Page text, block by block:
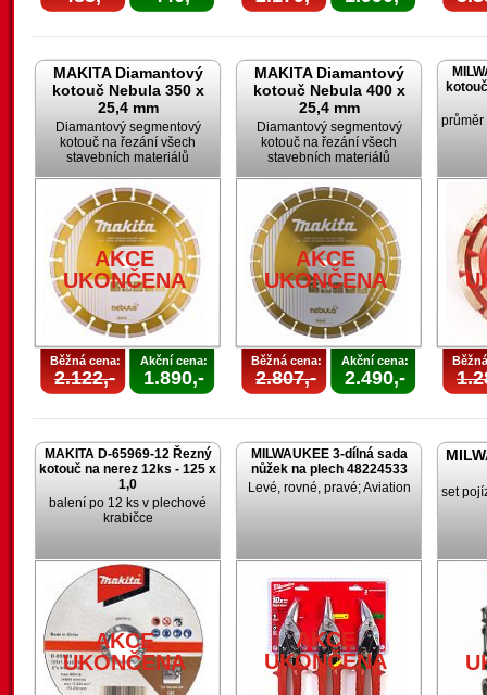
MAKITA Diamantový
kotouč Nebula 350 x
25,4 mm
Diamantový segmentový
kotouč na řezání všech
stavebních materiálů
AKCE
UKONČENA
Běžná cena:
2.122,-
Akční cena:
1.890,-
MAKITA Diamantový
kotouč Nebula 400 x
25,4 mm
Diamantový segmentový
kotouč na řezání všech
stavebních materiálů
AKCE
UKONČENA
Běžná cena:
2.807,-
Akční cena:
2.490,-
průměr
MAKITA D-65969-12 Řezný
kotouč na nerez 12ks - 125 x
1,0
balení po 12 ks v plechové
krabičce
AKCE
UKONČENA
MILWAUKEE 3-dílná sada
nůžek na plech 48224533
Levé, rovné, pravé; Aviation
AKCE
UKONČENA
set